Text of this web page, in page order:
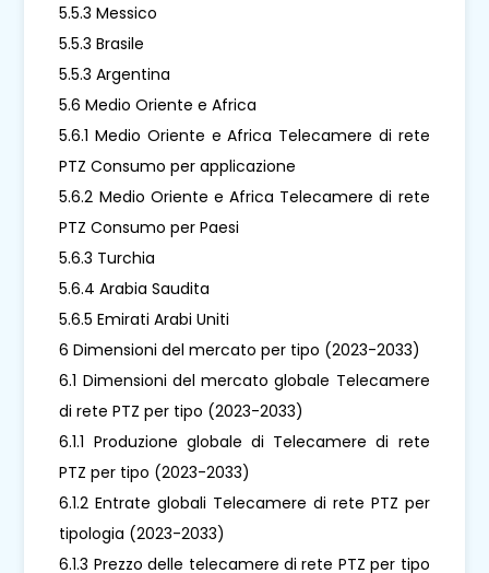
5.5.3 Messico
5.5.3 Brasile
5.5.3 Argentina
5.6 Medio Oriente e Africa
5.6.1 Medio Oriente e Africa Telecamere di rete
PTZ Consumo per applicazione
5.6.2 Medio Oriente e Africa Telecamere di rete
PTZ Consumo per Paesi
5.6.3 Turchia
5.6.4 Arabia Saudita
5.6.5 Emirati Arabi Uniti
6 Dimensioni del mercato per tipo (2023-2033)
6.1 Dimensioni del mercato globale Telecamere
di rete PTZ per tipo (2023-2033)
6.1.1 Produzione globale di Telecamere di rete
PTZ per tipo (2023-2033)
6.1.2 Entrate globali Telecamere di rete PTZ per
tipologia (2023-2033)
6.1.3 Prezzo delle telecamere di rete PTZ per tipo